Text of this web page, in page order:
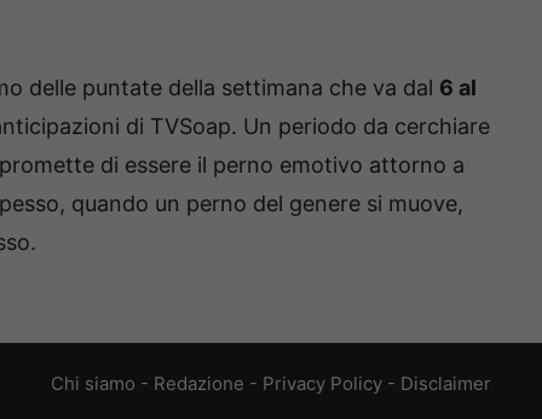
delle puntate della settimana che va dal 6 al
di TVSoap. Un periodo da cerchiare
di essere il perno emotivo attorno a
quando un perno del genere si muove,
Chi siamo - Redazione - Privacy Policy - Disclaimer